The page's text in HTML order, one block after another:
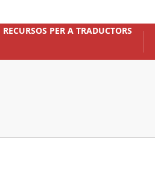
RECURSOS PER A TRADUCTORS